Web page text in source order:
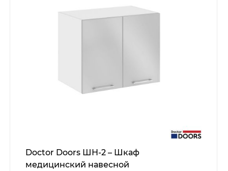
Doctor Doors ШН-2 – Шкаф
медицинский навесной